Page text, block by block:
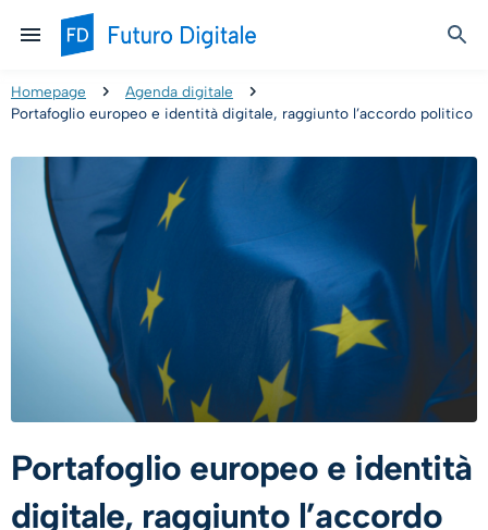
Homepage
Agenda digitale
Portafoglio europeo e identità digitale, raggiunto l’accordo politico
Portafoglio europeo e identità
digitale, raggiunto l’accordo